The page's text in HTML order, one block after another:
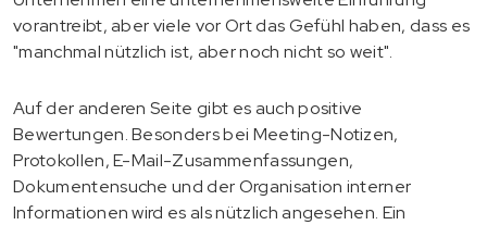
vorantreibt, aber viele vor Ort das Gefühl haben, dass es
"manchmal nützlich ist, aber noch nicht so weit".
Auf der anderen Seite gibt es auch positive
Bewertungen. Besonders bei Meeting-Notizen,
Protokollen, E-Mail-Zusammenfassungen,
Dokumentensuche und der Organisation interner
Informationen wird es als nützlich angesehen. Ein